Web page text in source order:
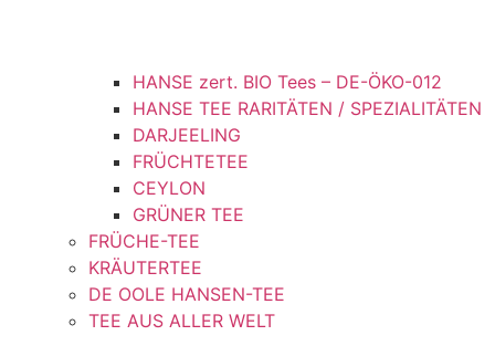
HANSE zert. BIO Tees – DE-ÖKO-012
HANSE TEE RARITÄTEN / SPEZIALITÄTEN
DARJEELING
FRÜCHTETEE
CEYLON
GRÜNER TEE
FRÜCHE-TEE
KRÄUTERTEE
DE OOLE HANSEN-TEE
TEE AUS ALLER WELT